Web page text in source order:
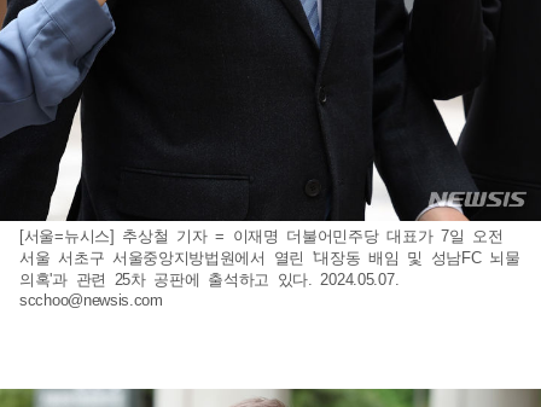
[서울=뉴시스] 추상철 기자 = 이재명 더불어민주당 대표가 7일 오전
서울 서초구 서울중앙지방법원에서 열린 '대장동 배임 및 성남FC 뇌물
의혹'과 관련 25차 공판에 출석하고 있다. 2024.05.07.
scchoo@newsis.com